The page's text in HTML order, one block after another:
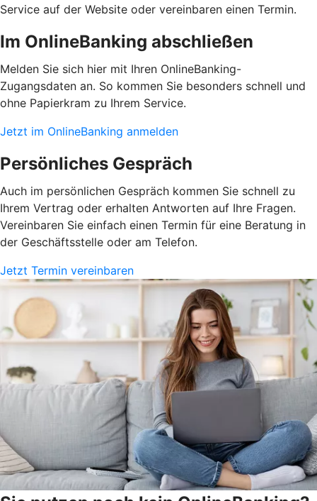
Service auf der Website oder vereinbaren einen Termin.
Im OnlineBanking abschließen
Melden Sie sich hier mit Ihren OnlineBanking-
Zugangsdaten an. So kommen Sie besonders schnell und
ohne Papierkram zu Ihrem Service.
Jetzt im OnlineBanking anmelden
Persönliches Gespräch
Auch im persönlichen Gespräch kommen Sie schnell zu
Ihrem Vertrag oder erhalten Antworten auf Ihre Fragen.
Vereinbaren Sie einfach einen Termin für eine Beratung in
der Geschäftsstelle oder am Telefon.
Jetzt Termin vereinbaren